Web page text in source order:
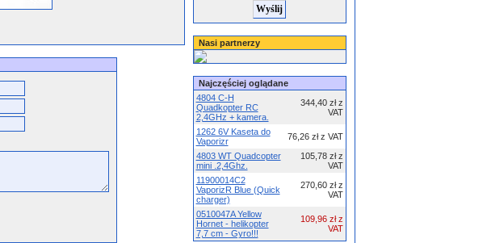
Nasi partnerzy
Najczęściej oglądane
4804 C-H
Quadkopter RC
2,4GHz + kamera.
344,40 zł z
VAT
1262 6V Kaseta do
Vaporizr
76,26 zł z VAT
4803 WT Quadcopter
mini .2,4Ghz.
105,78 zł z
VAT
11900014C2
VaporizR Blue (Quick
charger)
270,60 zł z
VAT
0510047A Yellow
Hornet - helikopter
7,7 cm - Gyro!!!
109,96 zł z
VAT